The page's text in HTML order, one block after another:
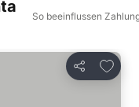
So beeinflussen
Teilen
Zu